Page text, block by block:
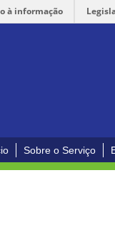
à informação
Sobre o Serviço